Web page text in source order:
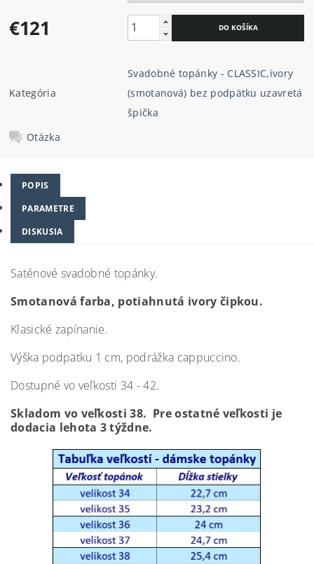
€121
Kategória
Svadobné topánky - CLASSIC,ivory
(smotanová) bez podpätku uzavretá
špička
Otázka
POPIS
PARAMETRE
DISKUSIA
Saténové svadobné topánky.
Smotanová farba, potiahnutá ivory čipkou.
Klasické zapínanie.
Výška podpätku 1 cm, podrážka cappuccino.
Dostupné vo veľkosti 34 - 42.
Skladom vo veľkosti 38. Pre ostatné veľkosti je
dodacia lehota 3 týždne.